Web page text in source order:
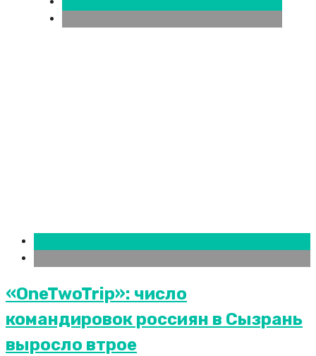
«OneTwoTrip»: число
командировок россиян в Сызрань
выросло втрое